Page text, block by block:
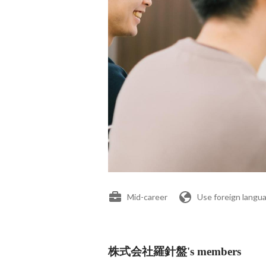
Mid-career Use foreign
株式会社羅針盤's members